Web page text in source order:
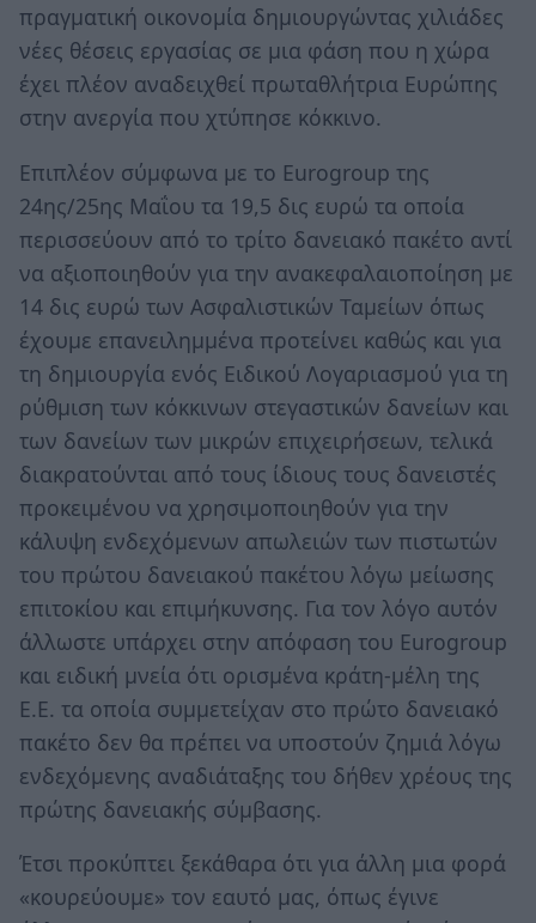
πραγματική οικονομία δημιουργώντας χιλιάδες
νέες θέσεις εργασίας σε μια φάση που η χώρα
έχει πλέον αναδειχθεί πρωταθλήτρια Ευρώπης
στην ανεργία που χτύπησε κόκκινο.
Επιπλέον σύμφωνα με το Eurogroup της
24ης/25ης Μαΐου τα 19,5 δις ευρώ τα οποία
περισσεύουν από το τρίτο δανειακό πακέτο αντί
να αξιοποιηθούν για την ανακεφαλαιοποίηση με
14 δις ευρώ των Ασφαλιστικών Ταμείων όπως
έχουμε επανειλημμένα προτείνει καθώς και για
τη δημιουργία ενός Ειδικού Λογαριασμού για τη
ρύθμιση των κόκκινων στεγαστικών δανείων και
των δανείων των μικρών επιχειρήσεων, τελικά
διακρατούνται από τους ίδιους τους δανειστές
προκειμένου να χρησιμοποιηθούν για την
κάλυψη ενδεχόμενων απωλειών των πιστωτών
του πρώτου δανειακού πακέτου λόγω μείωσης
επιτοκίου και επιμήκυνσης. Για τον λόγο αυτόν
άλλωστε υπάρχει στην απόφαση του Eurogroup
και ειδική μνεία ότι ορισμένα κράτη-μέλη της
Ε.Ε. τα οποία συμμετείχαν στο πρώτο δανειακό
πακέτο δεν θα πρέπει να υποστούν ζημιά λόγω
ενδεχόμενης αναδιάταξης του δήθεν χρέους της
πρώτης δανειακής σύμβασης.
Έτσι προκύπτει ξεκάθαρα ότι για άλλη μια φορά
«κουρεύουμε» τον εαυτό μας, όπως έγινε